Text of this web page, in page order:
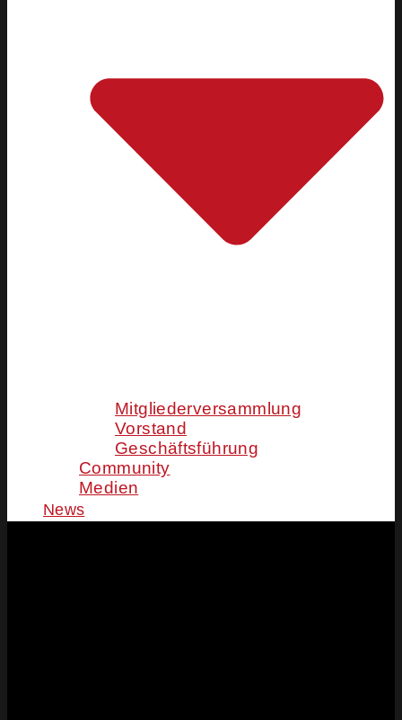
Mitgliederversammlung
Vorstand
Geschäftsführung
Community
Medien
News